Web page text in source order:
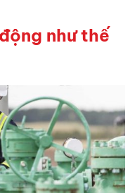
như thế